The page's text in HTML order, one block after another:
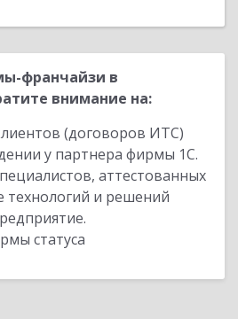
франчайзи в
внимание на:
(договоров ИТС)
у партнера фирмы 1С.
аттестованных
технологий и решений
статуса